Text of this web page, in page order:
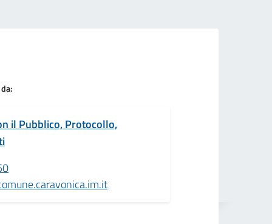
il Pubblico, Protocollo,